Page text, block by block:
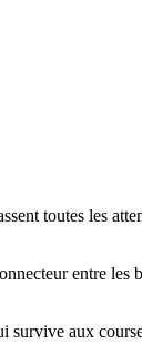
toutes les
entre les
aux